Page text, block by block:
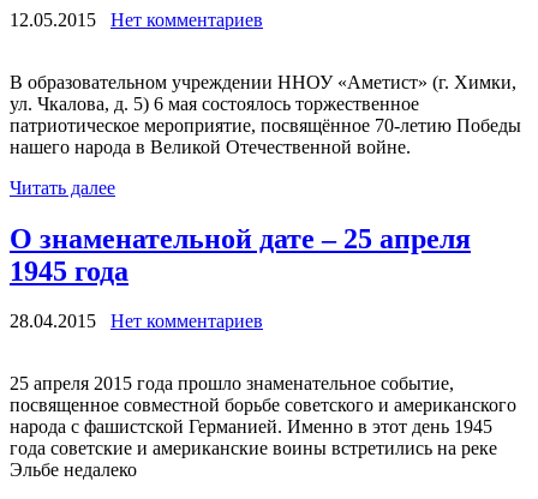
12.05.2015 Нет комментариев
В образовательном учреждении ННОУ «Аметист» (г. Химки,
ул. Чкалова, д. 5) 6 мая состоялось торжественное
патриотическое мероприятие, посвящённое 70-летию Победы
нашего народа в Великой Отечественной войне.
Читать далее
О знаменательной дате – 25 апреля
1945 года
28.04.2015 Нет комментариев
25 апреля 2015 года прошло знаменательное событие,
посвященное совместной борьбе советского и американского
народа с фашистской Германией. Именно в этот день 1945
года советские и американские воины встретились на реке
Эльбе недалеко